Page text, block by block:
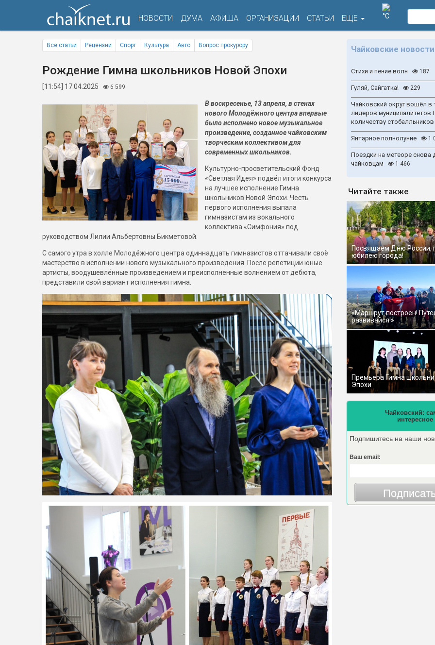
НОВОСТИ ДУМА АФИША ОРГАНИЗАЦИИ СТАТЬИ ЕЩЕ °C
Все статьи Рецензии Спорт Культура Авто Вопрос прокурору
Рождение Гимна школьников Новой Эпохи
[11:54] 17.04.2025 6 599
В воскресенье, 13 апреля, в стенах
нового Молодёжного центра впервые
было исполнено новое музыкальное
произведение, созданное чайковским
творческим коллективом для
современных школьников.
Культурно-просветительский Фонд
«Светлая Идея» подвёл итоги конкурса
на лучшее исполнение Гимна
школьников Новой Эпохи. Честь
первого исполнения выпала
гимназистам из вокального
коллектива «Симфония» под
руководством Лилии Альбертовны Бикметовой.
С самого утра в холле Молодёжного центра одиннадцать гимназистов оттачивали своё
мастерство в исполнении нового музыкального произведения. После репетиции юные
артисты, воодушевлённые произведением и преисполненные волнением от дебюта,
представили свой вариант исполнения гимна.
Чайковские новости
Стихи и пение волн 187
Гуляй, Сайгатка! 229
Чайковский округ вошёл в
лидеров муниципалитетов
количеству
Янтарное полнолуние 1
Поездки на метеоре снова
чайковцам
1 466
Читайте также
Посвящаем Дню России,
юбилею города!
«Маршрут построен!
развивайся!»
Премьера Гимна
Эпохи
Чайковский:
интересное
Подпишитесь на наши
Ваш email: